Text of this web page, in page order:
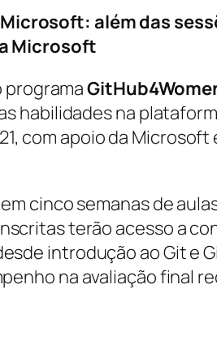
além das
Microsoft
programa
habilidades na
com apoio da
cinco semanas de
terão acesso a
introdução ao Git
na avaliação final